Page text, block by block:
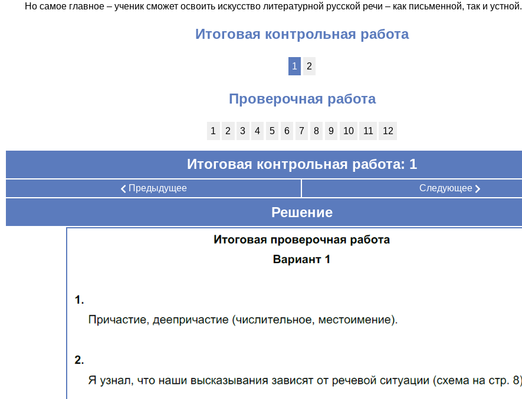
Но самое главное – ученик сможет освоить искусство литературной русской речи – как письменной, так и устной.
Итоговая контрольная работа
1 2
Проверочная работа
1 2 3 4 5 6 7 8 9 10 11 12
Итоговая контрольная работа: 1
Предыдущее Следующее
Решение